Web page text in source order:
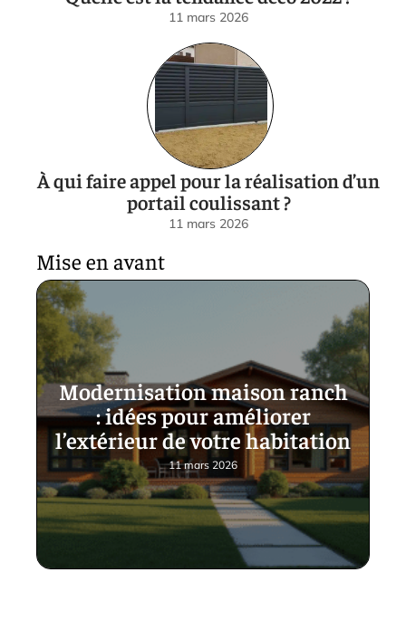
11 mars 2026
À qui faire appel pour la réalisation d’un
portail coulissant ?
11 mars 2026
Mise en avant
Modernisation maison ranch
: idées pour améliorer
l’extérieur de votre habitation
11 mars 2026